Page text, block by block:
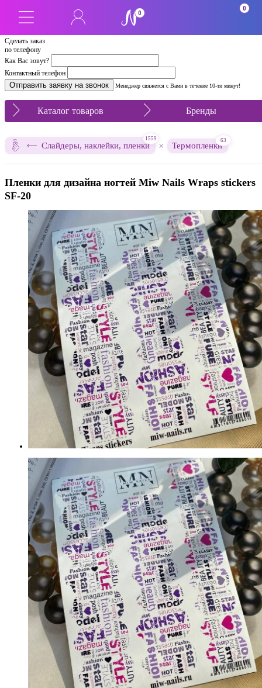
Сделать заказ
по телефону
Как Вас зовут?
Контактный телефон
Менеджер свяжется с Вами в течение 10-ти минут!
0
0
Каталог товаров Бренды
Слайдеры, наклейки, пленки
1559
× Термопленки
63
Пленки для дизайна ногтей Miw Nails Wraps stickers
SF-20